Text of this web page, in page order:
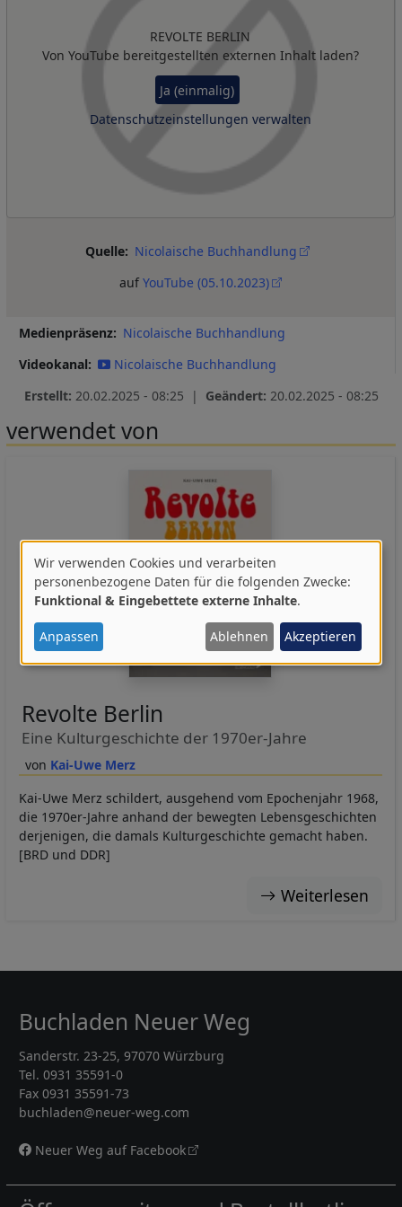
REVOLTE BERLIN
Von YouTube bereitgestellten externen Inhalt laden?
Ja (einmalig)
Datenschutzeinstellungen verwalten
Quelle
Nicolaische Buchhandlung
aufYouTube (05.10.2023)
Medienpräsenz
Nicolaische Buchhandlung
Videokanal
Nicolaische Buchhandlung
Erstellt: 20.02.2025 - 08:25 | Geändert: 20.02.2025 - 08:25
verwendet von
Kai-Uwe Merz
Revolte Berlin
Eine Kulturgeschichte der 1970er-Jahre
Kai-Uwe Merz schildert, ausgehend vom Epochenjahr 1968,
die 1970er-Jahre anhand der bewegten Lebensgeschichten
derjenigen, die damals Kulturgeschichte gemacht haben.
[BRD und DDR]
Weiterlesen
Buchladen Neuer Weg
Sanderstr. 23-25, 97070 Würzburg
Tel. 0931 35591-0
Fax 0931 35591-73
buchladen@neuer-weg.com
Neuer Weg auf Facebook
Verwendung
von
personenbezogenen
Daten
Cookies
Wir verwenden Cookies und verarbeiten
personenbezogene Daten für die folgenden Zwecke:
Funktional & Eingebettete externe Inhalte.
Anpassen Ablehnen Akzeptieren